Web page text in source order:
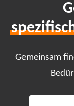
Gemeinsam